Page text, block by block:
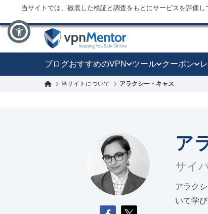
当サイトでは、徹底した検証と調査をもとにサービスを評価
ブログおすすめのVPN ツール クーポン
当サイトについて アラクシー・キャス
ア
サイ
アラク
いて学